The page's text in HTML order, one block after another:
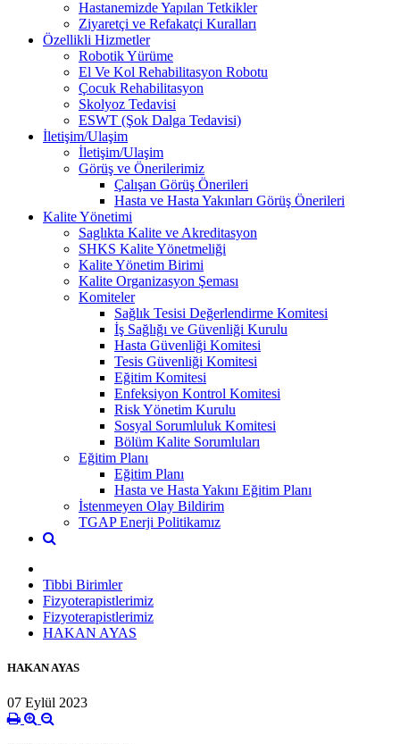
Hastanemizde Yapılan Tetkikler
Ziyaretçi ve Refakatçi Kuralları
Özellikli Hizmetler
Robotik Yürüme
El Ve Kol Rehabilitasyon Robotu
Çocuk Rehabilitasyon
Skolyoz Tedavisi
ESWT (Şok Dalga Tedavisi)
İletişim/Ulaşim
İletişim/Ulaşim
Görüş ve Önerilerimiz
Çalışan Görüş Önerileri
Hasta ve Hasta Yakınları Görüş Önerileri
Kalite Yönetimi
Saglıkta Kalite ve Akreditasyon
SHKS Kalite Yönetmeliği
Kalite Yönetim Birimi
Kalite Organizasyon Şeması
Komiteler
Sağlık Tesisi Değerlendirme Komitesi
İş Sağlığı ve Güvenliği Kurulu
Hasta Güvenliği Komitesi
Tesis Güvenliği Komitesi
Eğitim Komitesi
Enfeksiyon Kontrol Komitesi
Risk Yönetim Kurulu
Sosyal Sorumluluk Komitesi
Bölüm Kalite Sorumluları
Eğitim Planı
Eğitim Planı
Hasta ve Hasta Yakını Eğitim Planı
İstenmeyen Olay Bildirim
TGAP Enerji Politikamız
Tibbi Birimler
Fizyoterapistlerimiz
Fizyoterapistlerimiz
HAKAN AYAS
HAKAN AYAS
07 Eylül 2023